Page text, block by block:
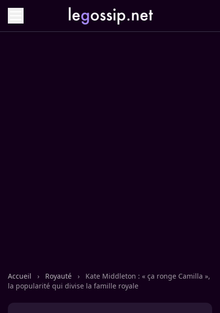
Accueil › Royauté ›
Kate Middleton : « ça ronge Camilla »,
la popularité qui divise la famille royale